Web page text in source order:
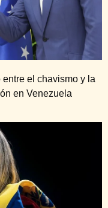
el chavismo y la
en Venezuela